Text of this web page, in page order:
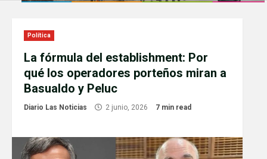
Menu
Política
La fórmula del establishment: Por
qué los operadores porteños miran a
Basualdo y Peluc
Diario Las Noticias 2 junio, 2026 7 min read